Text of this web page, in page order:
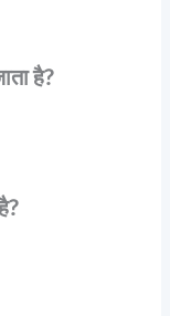
है?